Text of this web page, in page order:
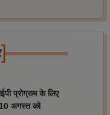
]
प्रोग्राम के लिए
अगस्त को